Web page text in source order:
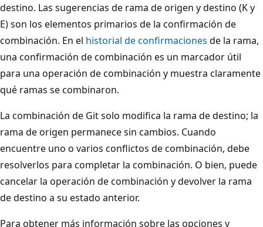
destino. Las sugerencias de rama de origen y destino (K y
E) son los elementos primarios de la confirmación de
combinación. En el historial de confirmaciones de la rama,
una confirmación de combinación es un marcador útil
para una operación de combinación y muestra claramente
qué ramas se combinaron.
La combinación de Git solo modifica la rama de destino; la
rama de origen permanece sin cambios. Cuando
encuentre uno o varios conflictos de combinación, debe
resolverlos para completar la combinación. O bien, puede
cancelar la operación de combinación y devolver la rama
de destino a su estado anterior.
Para obtener más información sobre las opciones y